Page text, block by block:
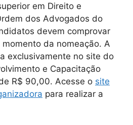
em Direito e
dos Advogados do
devem comprovar
da nomeação. A
exclusivamente no site do
e Capacitação
R$ 90,00. Acesse o site
para realizar a